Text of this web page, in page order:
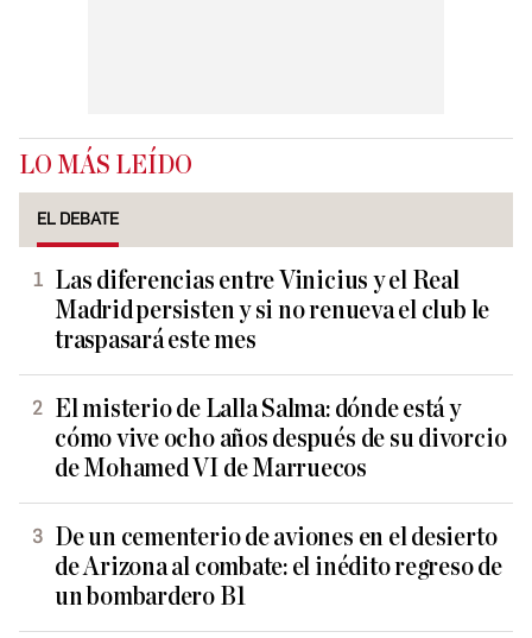
LO MÁS LEÍDO
EL DEBATE
Las diferencias entre Vinicius y el Real
Madrid persisten y si no renueva el club le
traspasará este mes
El misterio de Lalla Salma: dónde está y
cómo vive ocho años después de su divorcio
de Mohamed VI de Marruecos
De un cementerio de aviones en el desierto
de Arizona al combate: el inédito regreso de
un bombardero B1